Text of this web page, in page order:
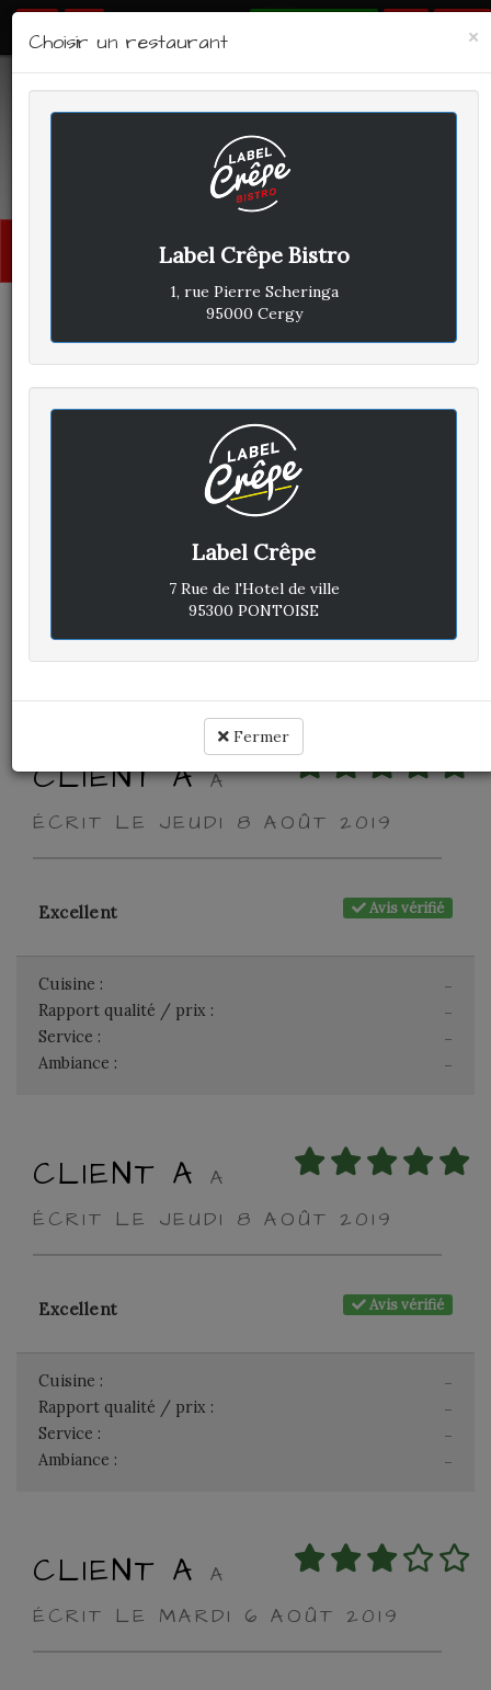
LABEL CRÊPE - BISTRO
CLIENT A A
ÉCRIT LE JEUDI 8 AOÛT 2019
Rapport qualité / prix :
-
Service :
-
Ambiance :
CLIENT A A
ÉCRIT LE JEUDI 8 AOÛT 2019
Avis vérifié
Excellent
-
Cuisine :
-
Rapport qualité / prix :
-
Service :
-
Ambiance :
CLIENT A
A
ÉCRIT LE JEUDI 8 AOÛT 2019
Avis vérifié
Excellent
-
Cuisine :
-
Rapport qualité / prix :
-
Service :
-
Ambiance :
CLIENT A
A
ÉCRIT LE MARDI 6 AOÛT 2019
×
Choisir un restaurant
Label Crêpe Bistro
1, rue Pierre Scheringa
95000 Cergy
Label Crêpe
7 Rue de l'Hotel de ville
95300 PONTOISE
Fermer